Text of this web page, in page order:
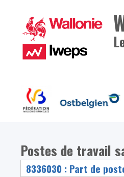
Postes de travail